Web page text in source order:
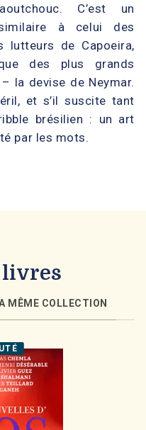
C’est un
à celui des
lutteurs de Capoeira,
des plus grands
la devise de Neymar.
et s’il suscite tant
brésilien : un art
par les mots.
livres
MÊME COLLECTION